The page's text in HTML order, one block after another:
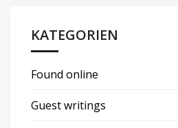
KATEGORIEN
Found online
Guest writings